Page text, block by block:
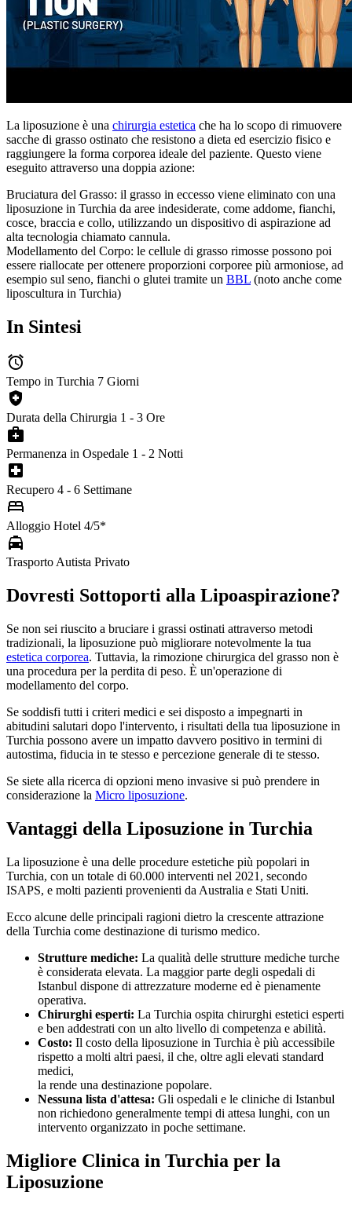
La liposuzione è una chirurgia estetica che ha lo scopo di rimuovere
sacche di grasso ostinato che resistono a dieta ed esercizio fisico e
raggiungere la forma corporea ideale del paziente. Questo viene
eseguito attraverso una doppia azione:
Bruciatura del Grasso: il grasso in eccesso viene eliminato con una
liposuzione in Turchia da aree indesiderate, come addome, fianchi,
cosce, braccia e collo, utilizzando un dispositivo di aspirazione ad
alta tecnologia chiamato cannula.
Modellamento del Corpo: le cellule di grasso rimosse possono poi
essere riallocate per ottenere proporzioni corporee più armoniose, ad
esempio sul seno, fianchi o glutei tramite un BBL (noto anche come
liposcultura in Turchia)
In Sintesi
alarm
Tempo in Turchia 7 Giorni
health_and_safety
Durata della Chirurgia 1 - 3 Ore
medical_services
Permanenza in Ospedale 1 - 2 Notti
local_hospital
Recupero 4 - 6 Settimane
bed
Alloggio Hotel 4/5*
local_taxi
TrasportoAutista Privato
Dovresti Sottoporti alla Lipoaspirazione?
Se non sei riuscito a bruciare i grassi ostinati attraverso metodi
tradizionali, la liposuzione può migliorare notevolmente la tua
estetica corporea. Tuttavia, la rimozione chirurgica del grasso non è
una procedura per la perdita di peso. È un'operazione di
modellamento del corpo.
Se soddisfi tutti i criteri medici e sei disposto a impegnarti in
abitudini salutari dopo l'intervento, i risultati della tua liposuzione in
Turchia possono avere un impatto davvero positivo in termini di
autostima, fiducia in te stesso e percezione generale di te stesso.
Se siete alla ricerca di opzioni meno invasive si può prendere in
considerazione la Micro liposuzione.
Vantaggi della Liposuzione in Turchia
La liposuzione è una delle procedure estetiche più popolari in
Turchia, con un totale di 60.000 interventi nel 2021, secondo
ISAPS, e molti pazienti provenienti da Australia e Stati Uniti.
Ecco alcune delle principali ragioni dietro la crescente attrazione
della Turchia come destinazione di turismo medico.
Strutture mediche: La qualità delle strutture mediche turche
è considerata elevata. La maggior parte degli ospedali di
Istanbul dispone di attrezzature moderne ed è pienamente
operativa.
Chirurghi esperti: La Turchia ospita chirurghi estetici esperti
e ben addestrati con un alto livello di competenza e abilità.
Costo: Il costo della liposuzione in Turchia è più accessibile
rispetto a molti altri paesi, il che, oltre agli elevati standard
medici,
la rende una destinazione popolare.
Nessuna lista d'attesa: Gli ospedali e le cliniche di Istanbul
non richiedono generalmente tempi di attesa lunghi, con un
intervento organizzato in poche settimane.
Migliore Clinica in Turchia per la
Liposuzione